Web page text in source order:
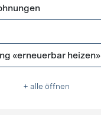
«erneuerbar heizen»
+ alle öffnen